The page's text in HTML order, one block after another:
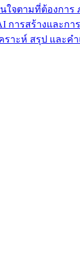
ใจตามที่ต้องการ
การสร้างและ
ราะห์ สรุป และ